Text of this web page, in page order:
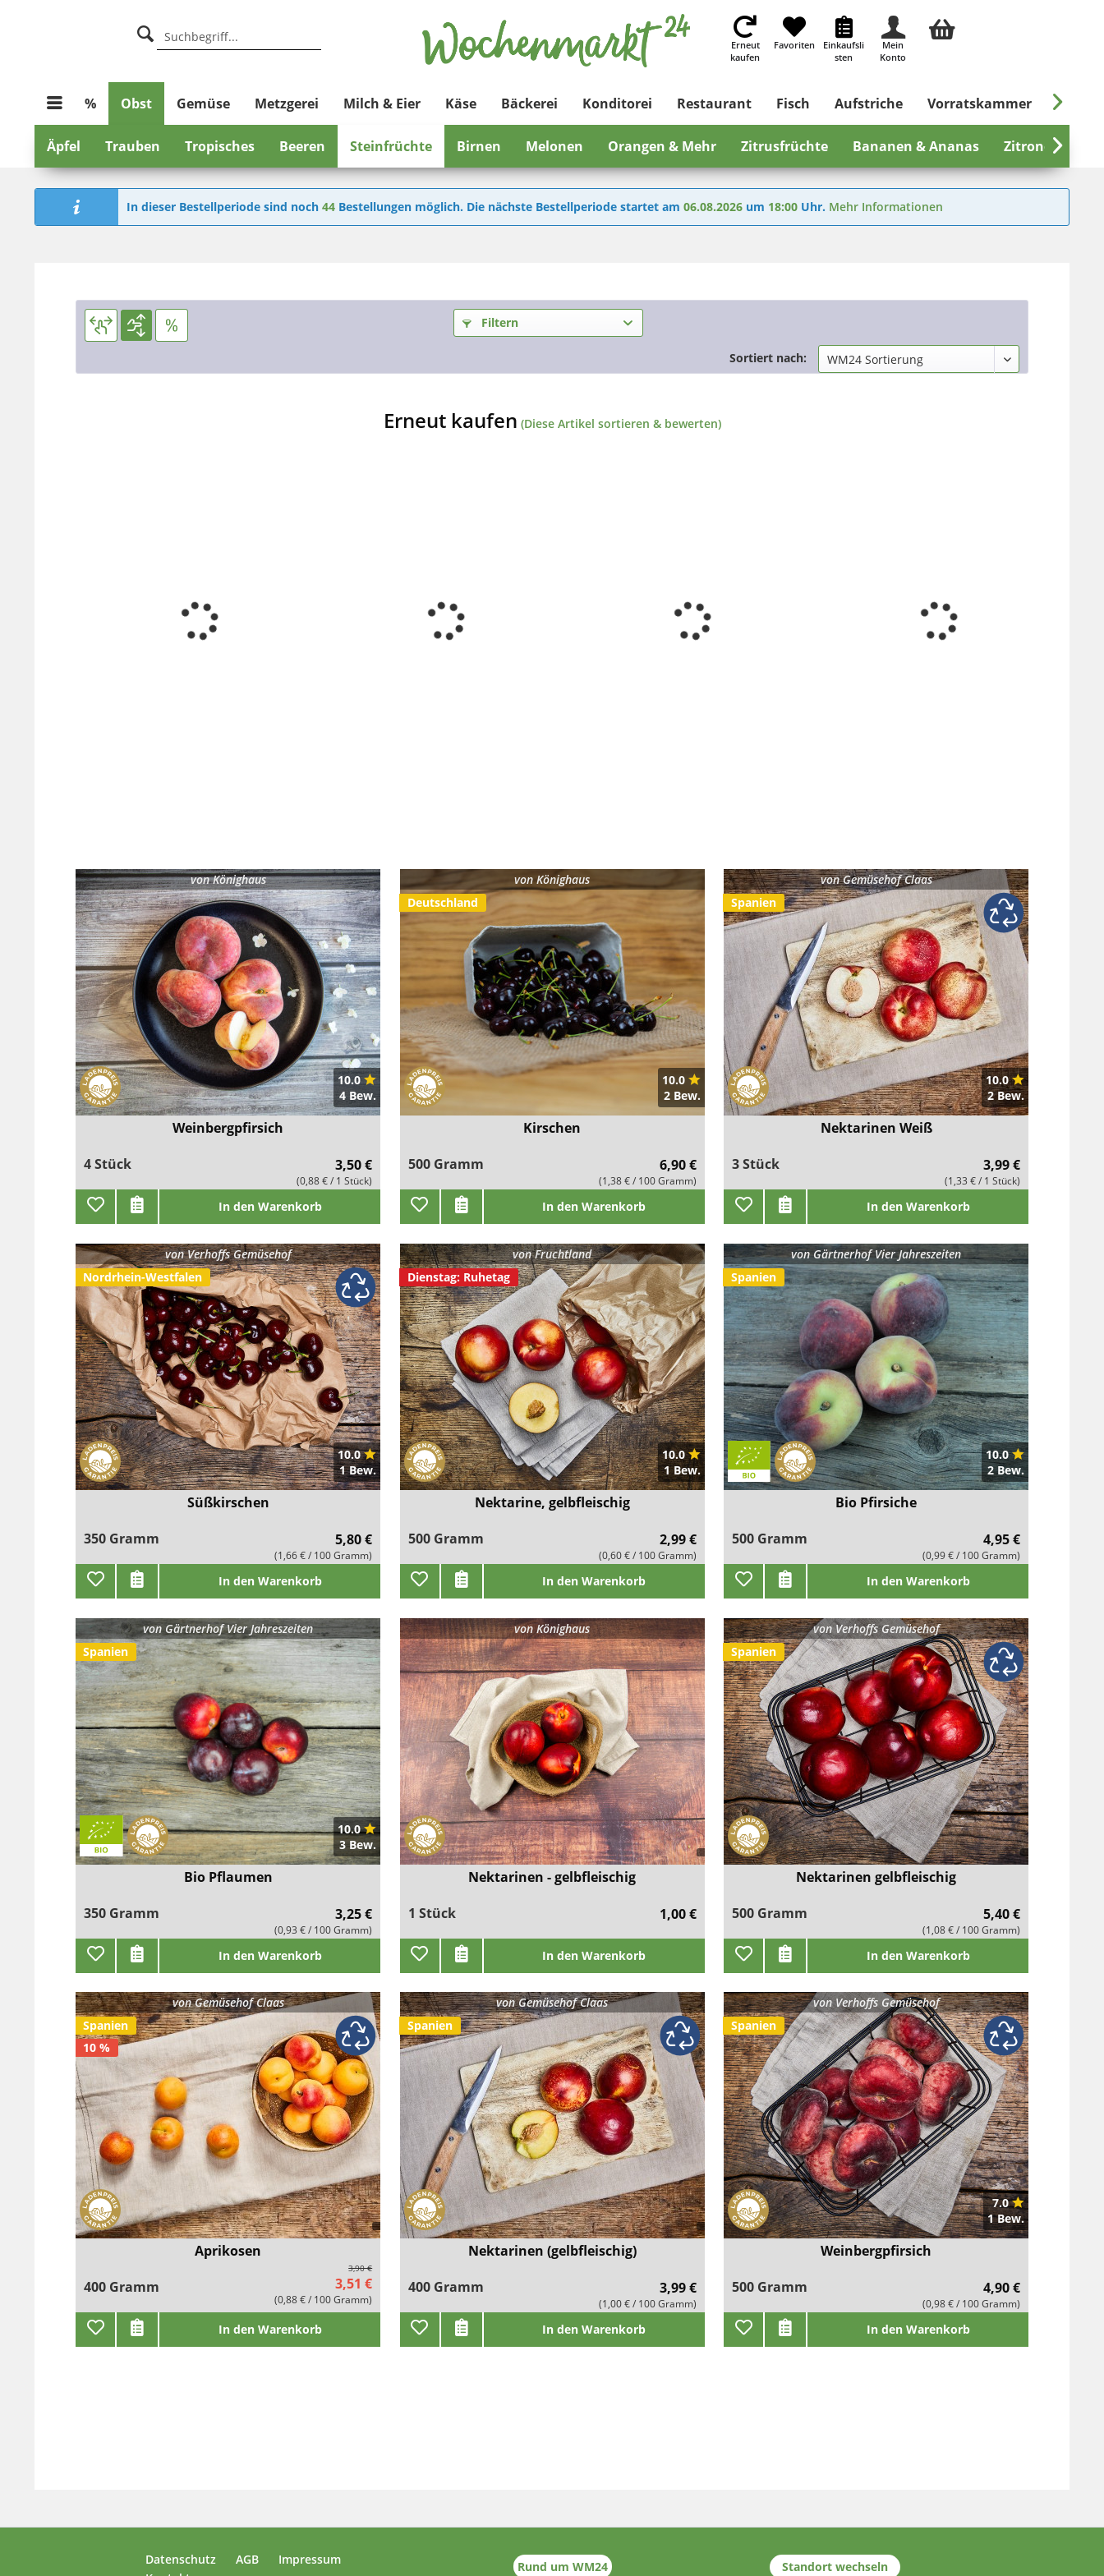
Erneut
kaufen
Favoriten
Einkaufsli
sten
Mein
Konto
% Obst Gemüse Metzgerei Milch & Eier Käse Bäckerei Konditorei Restaurant Fisch Aufstriche Vorratskammer Süßes
Äpfel Trauben Tropisches Beeren Steinfrüchte Birnen Melonen Orangen & Mehr Zitrusfrüchte Bananen & Ananas Zitronen


In dieser Bestellperiode sind noch 44 Bestellungen möglich. Die nächste Bestellperiode startet am 06.08.2026 um 18:00 Uhr. Mehr Informationen
Filtern
Sortiert nach:
Erneut kaufen (Diese Artikel sortieren & bewerten)
vonKönighaus
10.0
4 Bew.
Weinbergpfirsich
4 Stück
3,50 €
(0,88 € / 1 Stück)
In den Warenkorb
Deutschland
vonKönighaus
10.0
2 Bew.
Kirschen
500 Gramm
6,90 €
(1,38 € / 100 Gramm)
In den Warenkorb
Spanien
vonGemüsehof Claas
10.0
2 Bew.
Nektarinen Weiß
3 Stück
3,99 €
(1,33 € / 1 Stück)
In den Warenkorb
Nordrhein-Westfalen
vonVerhoffs Gemüsehof
10.0
1 Bew.
Süßkirschen
350 Gramm
5,80 €
(1,66 € / 100 Gramm)
In den Warenkorb
Dienstag: Ruhetag
vonFruchtland
10.0
1 Bew.
Nektarine, gelbfleischig
500 Gramm
2,99 €
(0,60 € / 100 Gramm)
In den Warenkorb
Spanien
vonGärtnerhof Vier Jahreszeiten
10.0
2 Bew.
Bio Pfirsiche
500 Gramm
4,95 €
(0,99 € / 100 Gramm)
In den Warenkorb
Spanien
von Gärtnerhof Vier Jahreszeiten
10.0
3 Bew.
Bio Pflaumen
350 Gramm
3,25 €
(0,93 € / 100 Gramm)
In den Warenkorb
vonKönighaus
Nektarinen - gelbfleischig
1 Stück
1,00 €
In den Warenkorb
Spanien
vonVerhoffs Gemüsehof
Nektarinen gelbfleischig
500 Gramm
5,40 €
(1,08 € / 100 Gramm)
In den Warenkorb
Spanien
10 %
vonGemüsehof Claas
Aprikosen
400 Gramm
3,90 €
3,51 €
(0,88 € / 100 Gramm)
In den Warenkorb
Spanien
vonGemüsehof Claas
Nektarinen (gelbfleischig)
400 Gramm
3,99 €
(1,00 € / 100 Gramm)
In den Warenkorb
Spanien
von Verhoffs Gemüsehof
7.0
1 Bew.
Weinbergpfirsich
500 Gramm
4,90 €
(0,98 € / 100 Gramm)
In den Warenkorb
Datenschutz AGB
Impressum
Rund um WM24 Standort wechseln